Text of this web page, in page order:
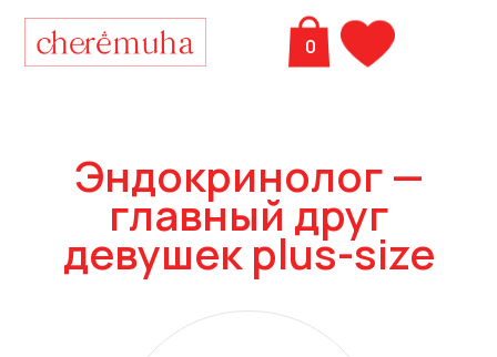
Магазины Каталог
0
Эндокринолог —
главный друг
девушек plus-size